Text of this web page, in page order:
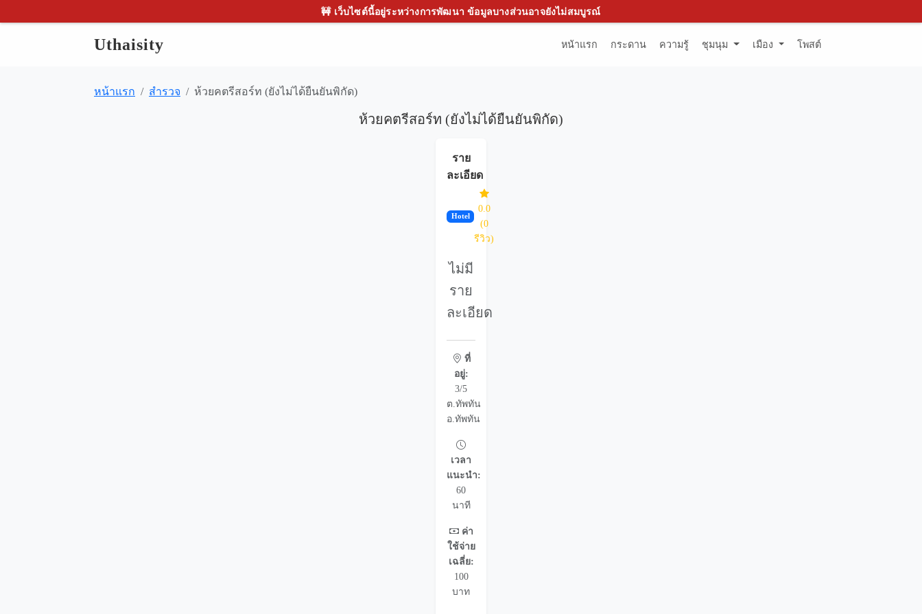
🚧 เว็บไซต์นี้อยู่ระหว่างการพัฒนา ข้อมูลบางส่วนอาจยังไม่สมบูรณ์
Uthaisity หน้าแรก กระดาน ความรู้ ชุมนุม เมือง โพสต์
หน้าแรก สำรวจ ห้วยคตรีสอร์ท (ยังไม่ได้ยืนยันพิกัด)
ห้วยคตรีสอร์ท (ยังไม่ได้ยืนยันพิกัด)
ราย
ละเอียด
Hotel
0.0
(0
รีวิว)
ไม่มี
ราย
ละเอียด
ที่
อยู่:
3/5
ต.ทัพทัน
อ.ทัพทัน
เวลา
แนะนำ:
60
นาที
ค่า
ใช้จ่าย
เฉลี่ย:
100
บาท